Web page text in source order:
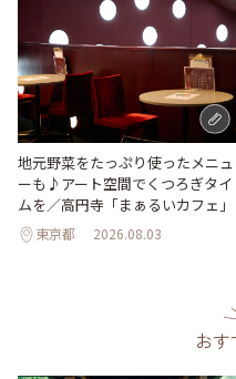
地元野菜をたっぷり使ったメニュ
ーも♪アート空間でくつろぎタイ
ムを／高円寺「まぁるいカフェ」
東京都 2026.08.03
お